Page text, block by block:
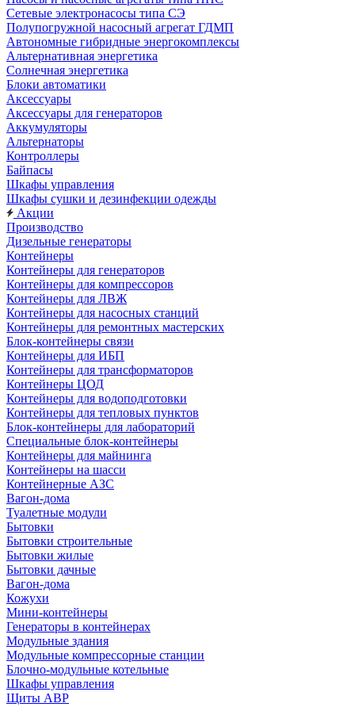
Сетевые электронасосы типа СЭ
Полупогружной насосный агрегат ГДМП
Автономные гибридные энергокомплексы
Альтернативная энергетика
Солнечная энергетика
Блоки автоматики
Аксессуары
Аксессуары для генераторов
Аккумуляторы
Альтернаторы
Контроллеры
Байпасы
Шкафы управления
Шкафы сушки и дезинфекции одежды
Акции
Производство
Дизельные генераторы
Контейнеры
Контейнеры для генераторов
Контейнеры для компрессоров
Контейнеры для ЛВЖ
Контейнеры для насосных станций
Контейнеры для ремонтных мастерских
Блок-контейнеры связи
Контейнеры для ИБП
Контейнеры для трансформаторов
Контейнеры ЦОД
Контейнеры для водоподготовки
Контейнеры для тепловых пунктов
Блок-контейнеры для лабораторий
Специальные блок-контейнеры
Контейнеры для майнинга
Контейнеры на шасси
Контейнерные АЗС
Вагон-дома
Туалетные модули
Бытовки
Бытовки строительные
Бытовки жилые
Бытовки дачные
Вагон-дома
Кожухи
Мини-контейнеры
Генераторы в контейнерах
Модульные здания
Модульные компрессорные станции
Блочно-модульные котельные
Шкафы управления
Щиты АВР